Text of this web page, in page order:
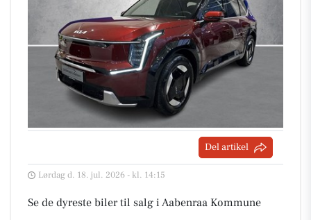
Del artikel
Lørdag d. 18. jul. 2026 - kl. 14:15
Se de dyreste biler til salg i Aabenraa Kommune